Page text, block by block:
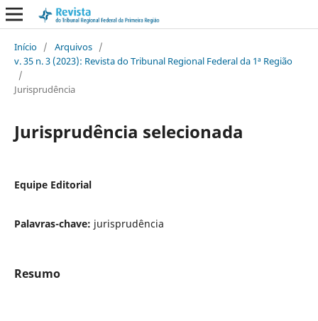
Início / Arquivos /
v. 35 n. 3 (2023): Revista do Tribunal Regional Federal da 1ª Região
/
Jurisprudência
Jurisprudência selecionada
Equipe Editorial
Palavras-chave: jurisprudência
Resumo